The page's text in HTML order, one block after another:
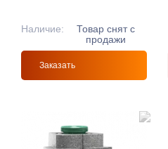
Наличие:
Товар снят с
продажи
Заказать